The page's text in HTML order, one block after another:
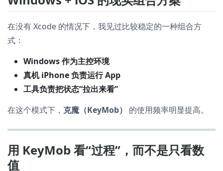
在没有 Xcode 的情况下，我见过比较稳定的一种组合方
式：
Windows 作为主控环境
真机 iPhone 负责运行 App
工具负责把状态“拉出来看”
在这个模式下， 克魔（KeyMob） 的使用频率明显提高。
用 KeyMob 看“过程”，而不是只看数
值